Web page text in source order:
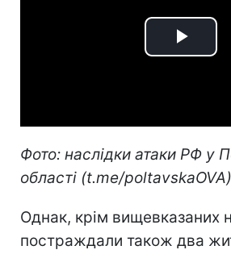
Play
Фото: наслідки атаки РФ у
області (t.me/poltavskaOVA)
Однак, крім вищевказаних
постраждали також два